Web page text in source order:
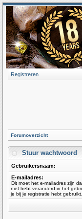
Registreren
Forumoverzicht
Stuur wachtwoord
Gebruikersnaam:
E-mailadres:
Dit moet het e-mailadres zijn
niet hebt veranderd in het
je bij je registratie hebt gebruikt.